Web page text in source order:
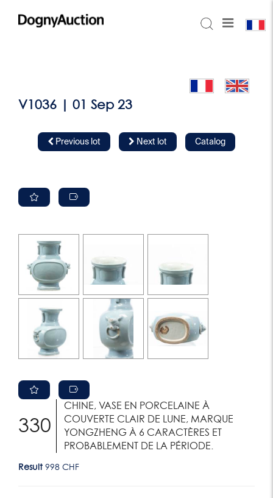
V1036 | 01 Sep 23
Previous lot Next lot Catalog
330
CHINE, VASE EN PORCELAINE À
COUVERTE CLAIR DE LUNE, MARQUE
YONGZHENG À 6 CARACTÈRES ET
PROBABLEMENT DE LA PÉRIODE.
Result 998 CHF